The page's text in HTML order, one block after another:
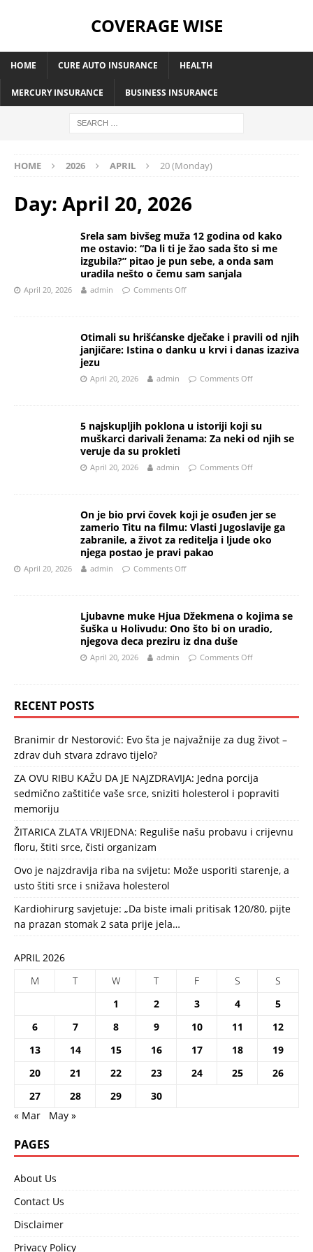
COVERAGE WISE
HOME CURE AUTO INSURANCE HEALTH
MERCURY INSURANCE BUSINESS INSURANCE
HOME 2026 APRIL 20 (Monday)
Day: April 20, 2026
Srela sam bivšeg muža 12 godina od kako
me ostavio: “Da li ti je žao sada što si me
izgubila?” pitao je pun sebe, a onda sam
uradila nešto o čemu sam sanjala
April 20, 2026 admin Comments Off
Otimali su hrišćanske dječake i pravili od njih
janjičare: Istina o danku u krvi i danas izaziva
jezu
April 20, 2026 admin Comments Off
5 najskupljih poklona u istoriji koji su
muškarci darivali ženama: Za neki od njih se
veruje da su prokleti
April 20, 2026 admin Comments Off
On je bio prvi čovek koji je osuđen jer se
zamerio Titu na filmu: Vlasti Jugoslavije ga
zabranile, a život za reditelja i ljude oko
njega postao je pravi pakao
April 20, 2026 admin Comments Off
Ljubavne muke Hjua Džekmena o kojima se
šuška u Holivudu: Ono što bi on uradio,
njegova deca preziru iz dna duše
April 20, 2026 admin Comments Off
RECENT POSTS
Branimir dr Nestorović: Evo šta je najvažnije za dug život –
zdrav duh stvara zdravo tijelo?
ZA OVU RIBU KAŽU DA JE NAJZDRAVIJA: Jedna porcija
sedmično zaštitiće vaše srce, sniziti holesterol i popraviti
memoriju
ŽITARICA ZLATA VRIJEDNA: Reguliše našu probavu i crijevnu
floru, štiti srce, čisti organizam
Ovo je najzdravija riba na svijetu: Može usporiti starenje, a
usto štiti srce i snižava holesterol
Kardiohirurg savjetuje: „Da biste imali pritisak 120/80, pijte
na prazan stomak 2 sata prije jela…
APRIL 2026
M
T W T F S
S
1
2 3 4
5
6
7 8 9 10 11
12
13
14 15 16 17 18
19
20
21 22 23 24 25
26
27
28 29
30
« Mar
May »
PAGES
About Us
Contact Us
Disclaimer
Privacy Policy